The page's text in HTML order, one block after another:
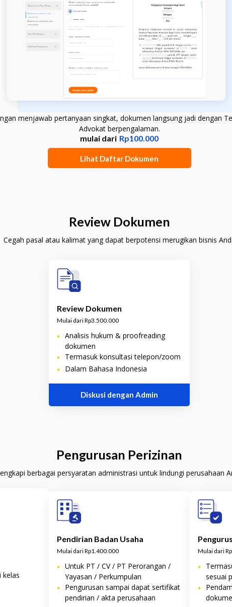
menjawab pertanyaan singkat, dokumen langsung jadi dengan
Advokat berpengalaman.
mulai dari Rp100.000
Lihat Daftar Dokumen
Review Dokumen
Cegah pasal atau kalimat yang dapat berpotensi merugikan bisnis
Review Dokumen
Mulai dari Rp3.500.000
• Analisis hukum & proofreading
dokumen
• Termasuk konsultasi telepon/zoom
• Dalam Bahasa Indonesia
Diskusi dengan Admin
Pengurusan Perizinan
berbagai persyaratan administrasi untuk lindungi perusahaan
kelas
Pendirian Badan Usaha
Mulai dari Rp1.400.000
• Untuk PT / CV / PT Perorangan /
Yayasan / Perkumpulan
•
Pengurusan sampai dapat sertifikat
pendirian / akta perusahaan
Mulai dari
•
sesuai
•